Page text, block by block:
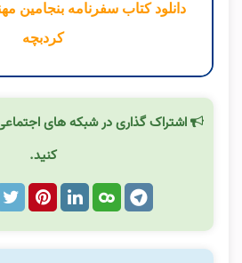
دانلود کتاب سفرنامه
کردبچه
اشتراک گذاری در شبکه های
کنید.